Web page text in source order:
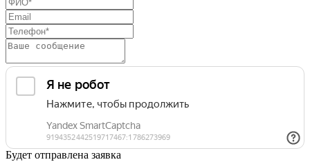
Будет отправлена заявка